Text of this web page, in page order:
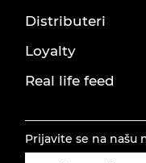
Distributeri
Loyalty
Real life feed
Prijavite se na našu